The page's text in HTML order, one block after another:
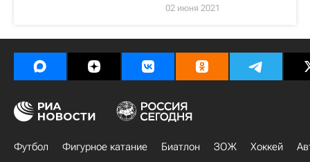
02 июня 2021
Футбол Фигурное катание Биатлон ЗОЖ Хоккей